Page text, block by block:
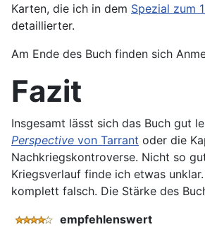
Karten, die ich in dem Spezial zum
detaillierter.
Am Ende des Buch finden sich
Fazit
Insgesamt lässt sich das Buch gut
Perspective von Tarrant oder die
Nachkriegskontroverse. Nicht so
Kriegsverlauf finde ich etwas
komplett falsch. Die Stärke des
empfehlenswert